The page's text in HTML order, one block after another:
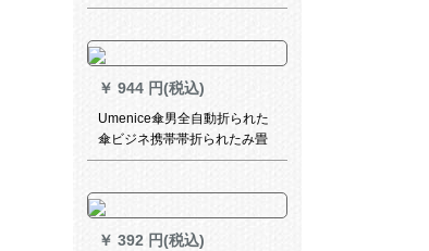
式傘立て折りたたみ畳傘収納
【18ホール20フルック】
￥ 944 円(税込)
Umenice傘男全自動折られた
傘ビジネ携帯帯折られたみ畳
傘二人の男女は、加固晴雨兼
プレゼ団購入オーダメールド
经典黒（二人）
￥ 392 円(税込)